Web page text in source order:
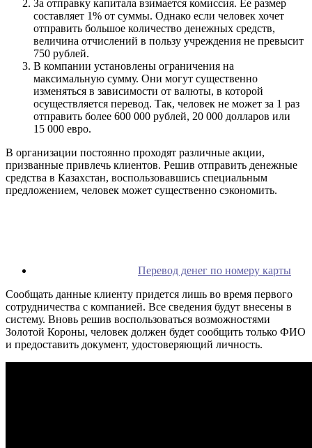
За отправку капитала взимается комиссия. Ее размер
составляет 1% от суммы. Однако если человек хочет
отправить большое количество денежных средств,
величина отчислений в пользу учреждения не превысит
750 рублей.
В компании установлены ограничения на
максимальную сумму. Они могут существенно
изменяться в зависимости от валюты, в которой
осуществляется перевод. Так, человек не может за 1 раз
отправить более 600 000 рублей, 20 000 долларов или
15 000 евро.
В организации постоянно проходят различные акции,
призванные привлечь клиентов. Решив отправить денежные
средства в Казахстан, воспользовавшись специальным
предложением, человек может существенно сэкономить.
Перевод денег по номеру карты
Сообщать данные клиенту придется лишь во время первого
сотрудничества с компанией. Все сведения будут внесены в
систему. Вновь решив воспользоваться возможностями
Золотой Короны, человек должен будет сообщить только ФИО
и предоставить документ, удостоверяющий личность.